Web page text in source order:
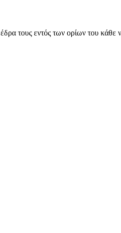
τους εντός των ορίων του κάθε